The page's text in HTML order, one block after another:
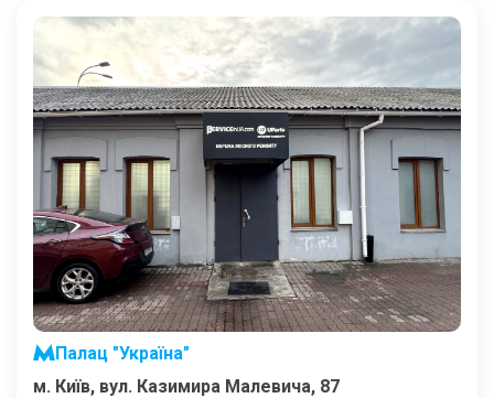
Палац "Україна"
м. Київ, вул. Казимира Малевича, 87